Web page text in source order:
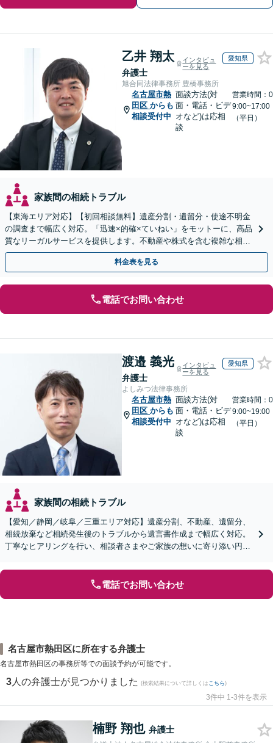
乙井 翔太
弁護士
インタビュ
ーを見る
愛知県
旭合同法律事務所 豊橋事務所
名古屋市熱
田区 からも
相談受付中
面談方法(対
面・電話・ビデ
オなど)は応相
談
営業時間：0
9:00~17:00
（平日）
家族間の相続トラブル
【東海エリア対応】【初回相談無料】遺産分割・遺留分・使途不明金
の調査まで幅広く対応。「迅速×的確×ていねい」をモットーに、高品
質なリーガルサービスを提供します。不動産や株式を含む複雑な相続
もお任せください【休日・夜間対応OK】
料金表を見る
電話でお問い合わせ
渡邉 義光
弁護士
インタビュ
ーを見る
愛知県
よしみつ法律事務所
名古屋市熱
田区 からも
相談受付中
面談方法(対
面・電話・ビデ
オなど)は応相
談
営業時間：0
9:00~19:00
（平日）
家族間の相続トラブル
【愛知／静岡／岐阜／三重エリア対応】遺産分割、不動産、遺留分、
相続放棄など相続発生後のトラブルから遺言書作成まで幅広く対応。
丁寧なヒアリングを行い、相談者さまやご家族の想いに寄り添い円滑
電話でお問い合わせ
名古屋市熱田区に所在する弁護士
名古屋市熱田区の事務所等での面談予約が可能です。
3 人の弁護士が見つかりました (検索結果について詳しくは こちら)
3件中 1-3件を表示
楠野 翔也 弁護士